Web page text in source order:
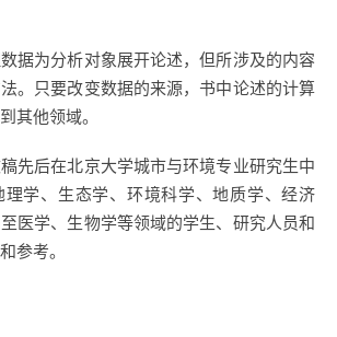
据为分析对象展开论述，但所涉及的内容
。只要改变数据的来源，书中论述的计算
其他领域。
先后在北京大学城市与环境专业研究生中
理学、生态学、环境科学、地质学、经济
医学、生物学等领域的学生、研究人员和
参考。